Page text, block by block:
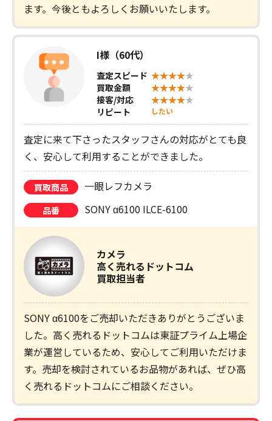
ます。今後ともよろしくお願いいたします。
I様（60代）
査定スピード
買取金額
接客/対応
リピート
したい
査定に来て下さったスタッフさんの対応がとても良
く、安心して利用することができました。
買取商品 一眼レフカメラ
品番 SONY α6100 ILCE-6100
カメラ
高く売れるドットコム
買取担当者
SONY α6100をご売却いただきありがとうございま
した。高く売れるドットコムは東証プライム上場企
業が運営しているため、安心してご利用いただけま
す。売却を検討されているお品物があれば、ぜひ高
く売れるドットコムにご相談ください。